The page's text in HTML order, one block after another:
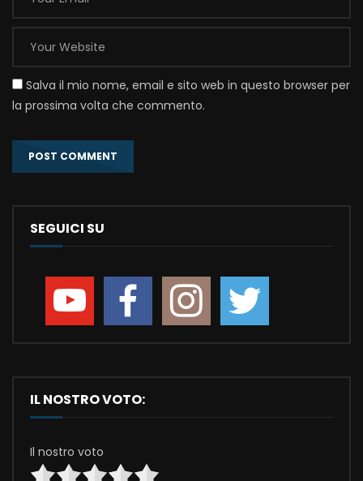
Salva il mio nome, email e sito web in questo browser per
la prossima volta che commento.
SEGUICI SU
IL NOSTRO VOTO:
Il nostro voto